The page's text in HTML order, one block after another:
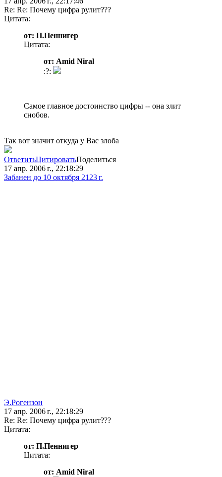
Re: Re: Почему цифра рулит???
Цитата:
от: П.Пеннигер
Цитата:
от: Amid Niral
:?:
Самое главное достоинство цифры -- она злит
снобов.
Так вот значит откуда у Вас злоба
ОтветитьЦитироватьПоделиться
17 апр. 2006 г., 22:18:29
Забанен до 10 октября 2123 г.
Э.Рогензон
17 апр. 2006 г., 22:18:29
Re: Re: Почему цифра рулит???
Цитата:
от: П.Пеннигер
Цитата:
от: Amid Niral